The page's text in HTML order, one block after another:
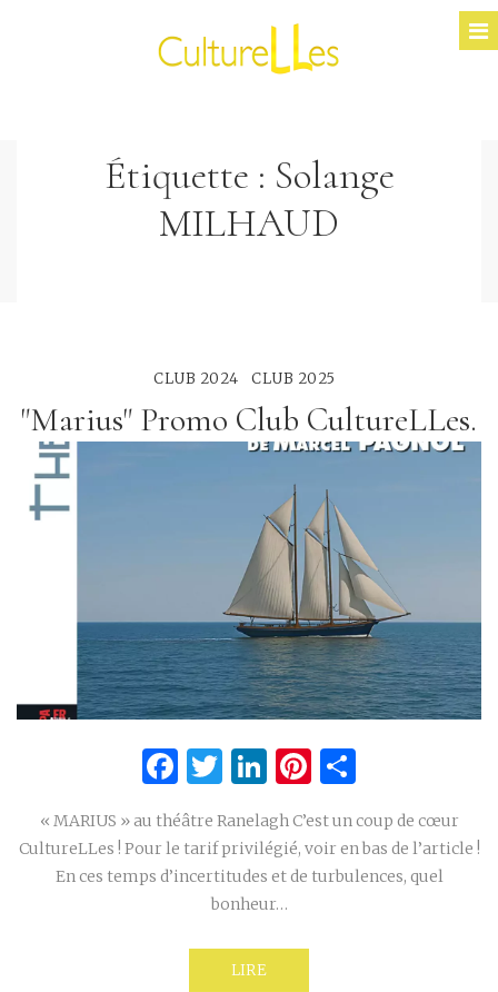
Étiquette : Solange
MILHAUD
CLUB 2024 CLUB 2025
"Marius" Promo Club CultureLLes.
Facebook
Twitter
LinkedIn
Pinterest
« MARIUS » au théâtre Ranelagh C’est un coup de cœur
CultureLLes ! Pour le tarif privilégié, voir en bas de l’article !
En ces temps d’incertitudes et de turbulences, quel
bonheur…
LIRE